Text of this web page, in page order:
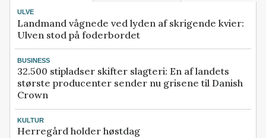
ULVE
Landmand vågnede ved lyden af skrigende kvier:
Ulven stod på foderbordet
BUSINESS
32.500 stipladser skifter slagteri: En af landets
største producenter sender nu grisene til Danish
Crown
KULTUR
Herregård holder høstdag